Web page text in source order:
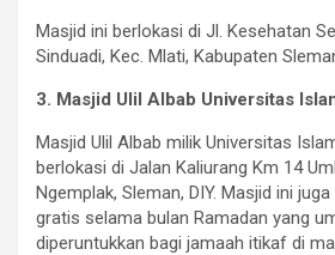
Masjid ini berlokasi di Jl. Kesehatan
Sinduadi, Kec. Mlati, Kabupaten
3. Masjid Ulil Albab Universitas
Masjid Ulil Albab milik Universitas
berlokasi di Jalan Kaliurang Km 14
Ngemplak, Sleman, DIY. Masjid ini
gratis selama bulan Ramadan yang
diperuntukkan bagi jamaah itikaf di